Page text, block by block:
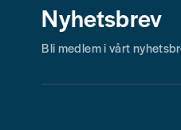
Nyhetsbrev
Bli medlem i vårt